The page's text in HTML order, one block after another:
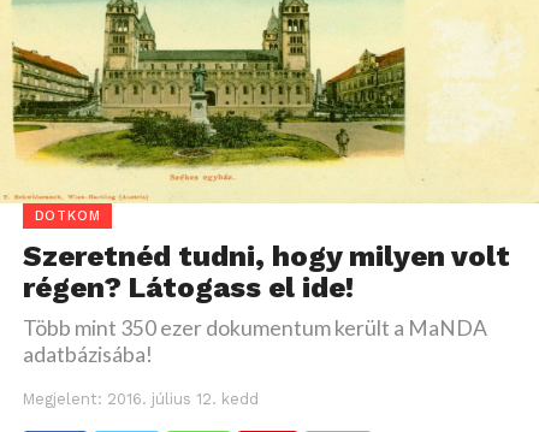
DOTKOM
Szeretnéd tudni, hogy milyen volt
régen? Látogass el ide!
Több mint 350 ezer dokumentum került a MaNDA
adatbázisába!
Megjelent: 2016. július 12. kedd